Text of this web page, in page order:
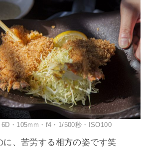
・105mm・f4・1/500秒・ISO100
に、苦労する相方の姿です笑